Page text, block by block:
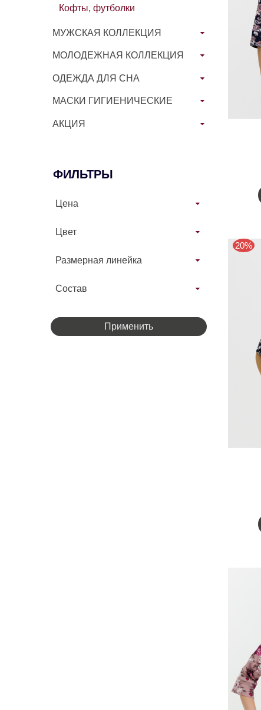
20%
Кофты, футболки
МУЖСКАЯ КОЛЛЕКЦИЯ
МОЛОДЕЖНАЯ КОЛЛЕКЦИЯ
ОДЕЖДА ДЛЯ СНА
МАСКИ ГИГИЕНИЧЕСКИЕ
АКЦИЯ
ФИЛЬТРЫ
Цена
Цвет
Размерная линейка
Состав
Применить